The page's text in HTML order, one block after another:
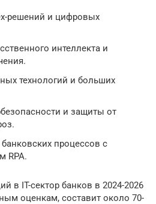
решений и цифровых
интеллекта и
технологий и больших
и защиты от
процессов с
RPA.
в IT-сектор банков в 2024-2026
оценкам, составит около 70-